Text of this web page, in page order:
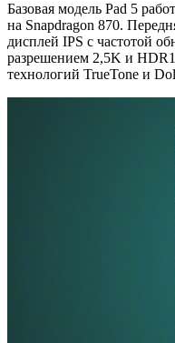
Базовая модель Pad 5
на Snapdragon 870.
дисплей IPS с частотой
разрешением 2,5K и
технологий TrueTone и